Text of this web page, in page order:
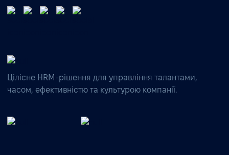
Цілісне HRM-рішення для управління талантами,
часом, ефективністю та культурою компанії.